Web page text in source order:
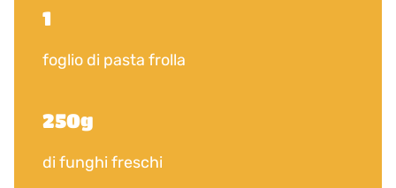
1
foglio di pasta frolla
250g
di funghi freschi